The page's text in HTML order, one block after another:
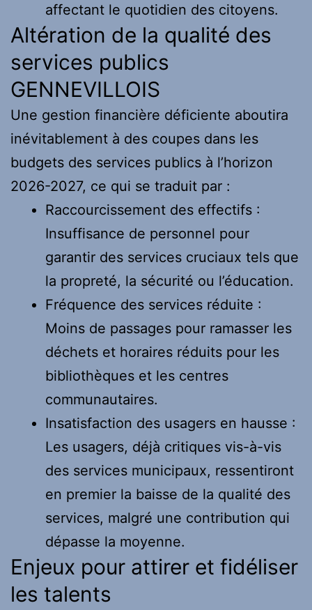
affectant le quotidien des citoyens.
Altération de la qualité des
services publics
GENNEVILLOIS
Une gestion financière déficiente aboutira
inévitablement à des coupes dans les
budgets des services publics à l’horizon
2026-2027, ce qui se traduit par :
Raccourcissement des effectifs :
Insuffisance de personnel pour
garantir des services cruciaux tels que
la propreté, la sécurité ou l’éducation.
Fréquence des services réduite :
Moins de passages pour ramasser les
déchets et horaires réduits pour les
bibliothèques et les centres
communautaires.
Insatisfaction des usagers en hausse :
Les usagers, déjà critiques vis-à-vis
des services municipaux, ressentiront
en premier la baisse de la qualité des
services, malgré une contribution qui
dépasse la moyenne.
Enjeux pour attirer et fidéliser
les talents